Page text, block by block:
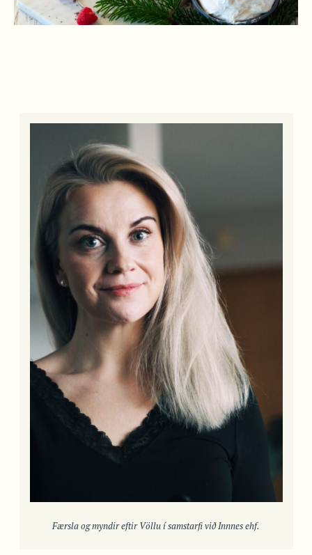
Færsla og myndir eftir Völlu í samstarfi við Innnes ehf.